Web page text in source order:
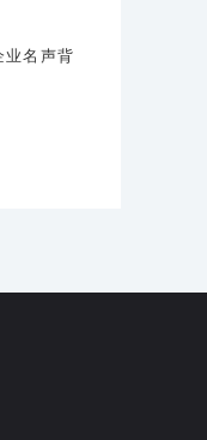
业名声背